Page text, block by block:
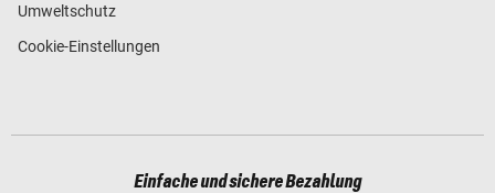
Umweltschutz
Cookie-Einstellungen
Einfache und sichere Bezahlung